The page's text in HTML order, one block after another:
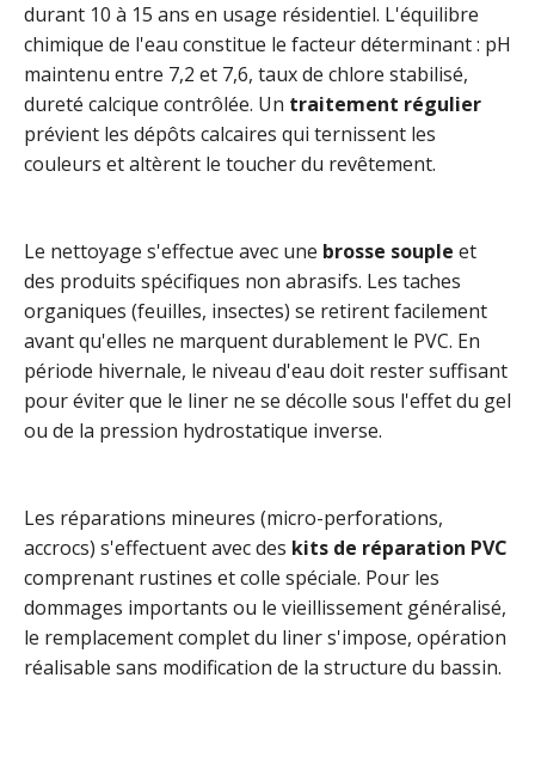
durant 10 à 15 ans en usage résidentiel. L'équilibre
chimique de l'eau constitue le facteur déterminant : pH
maintenu entre 7,2 et 7,6, taux de chlore stabilisé,
dureté calcique contrôlée. Un traitement régulier
prévient les dépôts calcaires qui ternissent les
couleurs et altèrent le toucher du revêtement.
Le nettoyage s'effectue avec une brosse souple et
des produits spécifiques non abrasifs. Les taches
organiques (feuilles, insectes) se retirent facilement
avant qu'elles ne marquent durablement le PVC. En
période hivernale, le niveau d'eau doit rester suffisant
pour éviter que le liner ne se décolle sous l'effet du gel
ou de la pression hydrostatique inverse.
Les réparations mineures (micro-perforations,
accrocs) s'effectuent avec des kits de réparation PVC
comprenant rustines et colle spéciale. Pour les
dommages importants ou le vieillissement généralisé,
le remplacement complet du liner s'impose, opération
réalisable sans modification de la structure du bassin.